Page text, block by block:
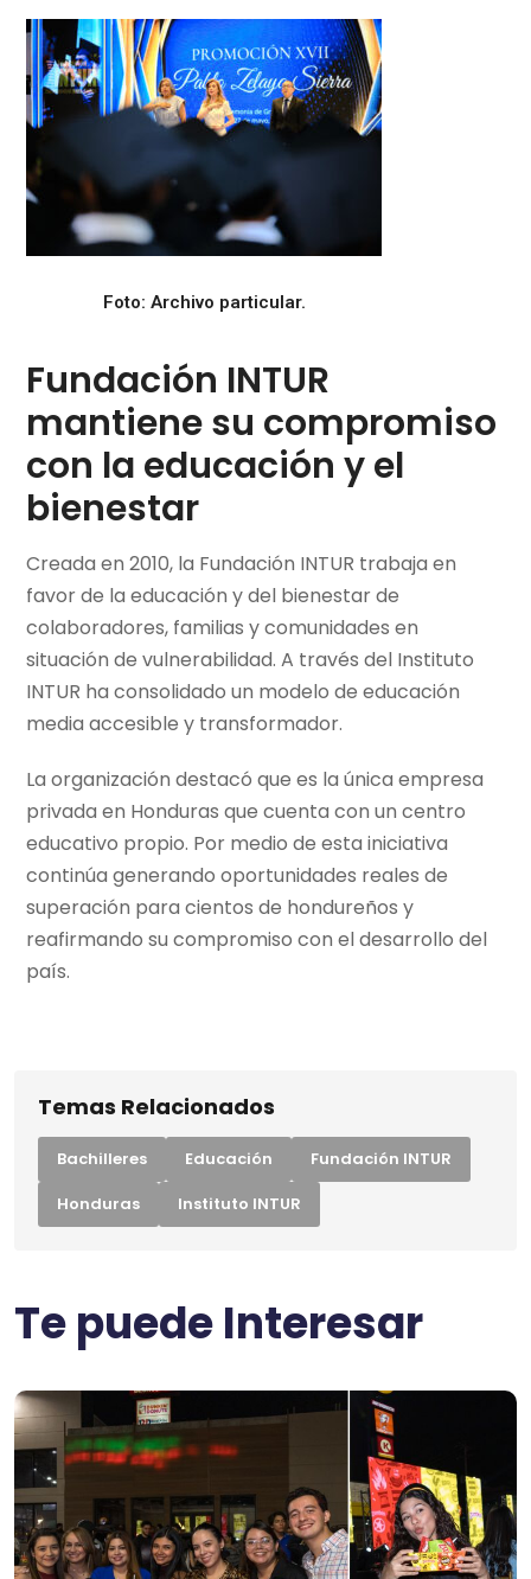
Foto: Archivo particular.
Fundación INTUR
mantiene su compromiso
con la educación y el
bienestar
Creada en 2010, la Fundación INTUR trabaja en
favor de la educación y del bienestar de
colaboradores, familias y comunidades en
situación de vulnerabilidad. A través del Instituto
INTUR ha consolidado un modelo de educación
media accesible y transformador.
La organización destacó que es la única empresa
privada en Honduras que cuenta con un centro
educativo propio. Por medio de esta iniciativa
continúa generando oportunidades reales de
superación para cientos de hondureños y
reafirmando su compromiso con el desarrollo del
país.
Temas Relacionados
Bachilleres Educación
Fundación INTUR
Honduras
Instituto INTUR
Te puede Interesar